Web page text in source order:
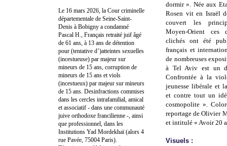
dormir ». Née aux
Rosen vit en Israël
couvert les
Moyen-Orient ces
clichés ont été
français et
de nombreuses
à Tel Aviv est un
Confrontée à la
jeunesse libérale et
et contre tout un
cosmopolite ».
reportage de Olivier
et intitulé « Avoir 20
Visuels :
Le 16 mars 2026, la Cour criminelle
départementale de Seine-Saint-
Denis à Bobigny a condamné
Pascal H., Français retraité juif âgé
de 61 ans, à 13 ans de détention
pour (tentative d’)atteintes sexuelles
(incestueuse) par majeur sur
mineurs de 15 ans, corruption de
mineurs de 15 ans et viols
(incestueux) par majeur sur mineurs
de 15 ans. Desinfractions commises
dans les cercles intrafamilial, amical
et associatif - dans une communauté
juive orthodoxe francilienne -, ainsi
que professionnel, dans les
Institutions Yad Mordekhaï (alors 4
rue Pavée, 75004 Paris).